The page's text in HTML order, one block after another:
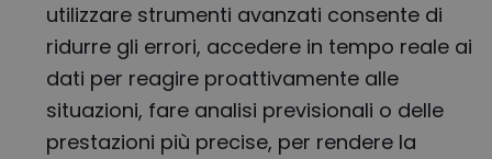
utilizzare strumenti avanzati consente di
ridurre gli errori, accedere in tempo reale ai
dati per reagire proattivamente alle
situazioni, fare analisi previsionali o delle
prestazioni più precise, per rendere la